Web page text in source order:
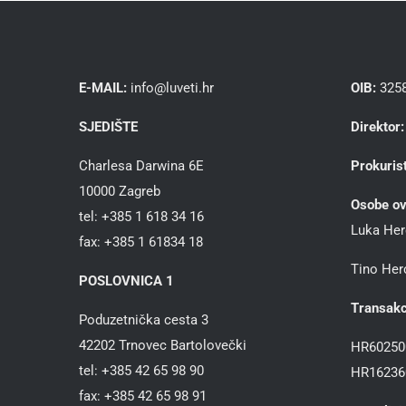
E-MAIL: info@luveti.hr
SJEDIŠTE
Charlesa Darwina 6E
10000 Zagreb
tel: +385 1 618 34 16
fax: +385 1 61834 18
POSLOVNICA 1
Poduzetnička cesta 3
42202 Trnovec Bartolovečki
tel: +385 42 65 98 90
fax: +385 42 65 98 91
OIB:
Direktor:
Osobe
Luka
Tino